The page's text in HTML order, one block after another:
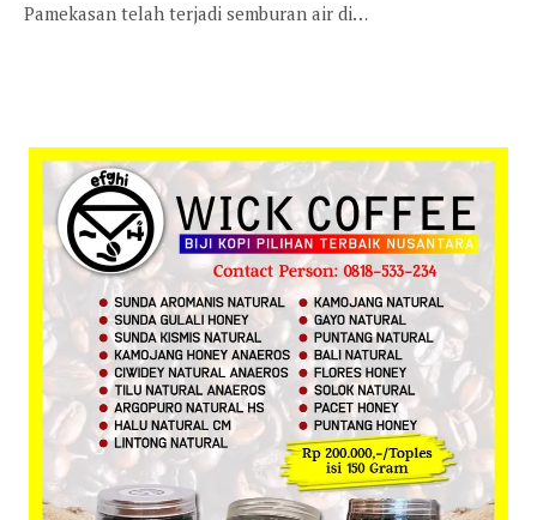
Pamekasan telah terjadi semburan air di…